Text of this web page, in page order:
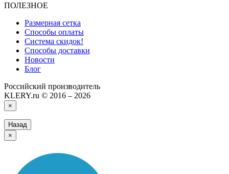
ПОЛЕЗНОЕ
Размерная сетка
Способы оплаты
Система скидок!
Способы доставки
Новости
Блог
Российский производитель
KLERY.ru © 2016 – 2026
×
Назад
×